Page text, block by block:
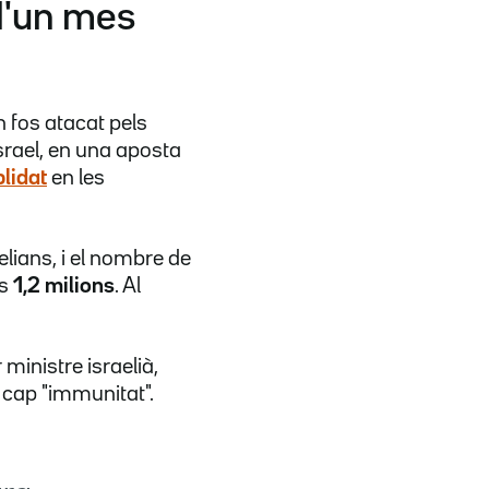
mes
fos atacat pels
en una aposta
en les
i el nombre de
1,2 milions. Al
ministre israelià,
"immunitat".